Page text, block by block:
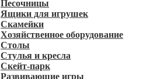
Песочницы
Ящики для игрушек
Скамейки
Хозяйственное оборудование
Столы
Стулья и кресла
Скейт-парк
Развивающие игры